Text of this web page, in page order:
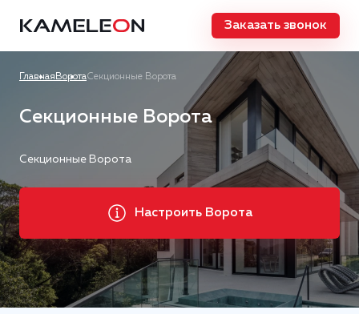
Заказать звонок
Главная ВоротаСекционные Ворота
Секционные Ворота
Секционные Ворота
Настроить Ворота